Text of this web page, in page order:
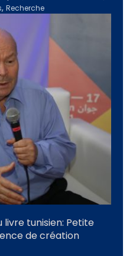
,Recherche
livre tunisien: Petite
de création